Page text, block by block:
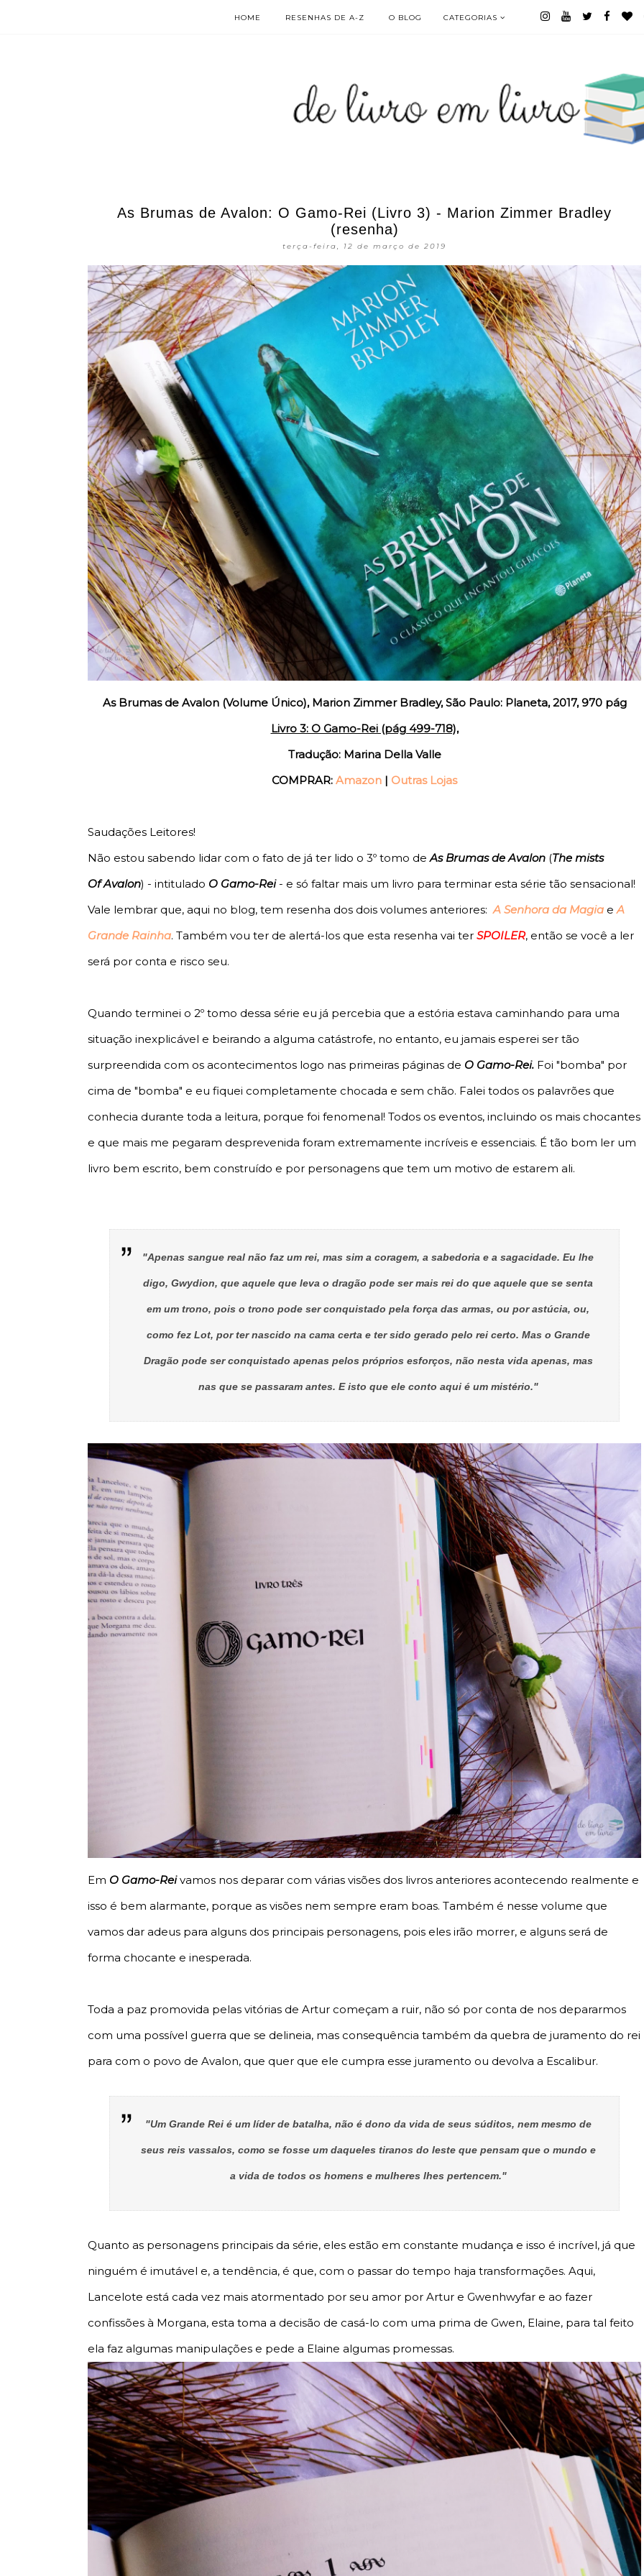
HOME RESENHAS DE A-Z O BLOG CATEGORIAS
As Brumas de Avalon: O Gamo-Rei (Livro 3) - Marion Zimmer Bradley
(resenha)
terça-feira, 12 de março de 2019
As Brumas de Avalon (Volume Único), Marion Zimmer Bradley, São Paulo: Planeta, 2017, 970 pág
Livro 3: O Gamo-Rei (pág 499-718),
Tradução: Marina Della Valle
COMPRAR: Amazon | Outras Lojas
Saudações Leitores!
Não estou sabendo lidar com o fato de já ter lido o 3º tomo deAs Brumas de Avalon (The mists
Of Avalon) - intitulado O Gamo-Rei- e só faltar mais um livro para terminar esta série tão sensacional!
Vale lembrar que, aqui no blog, tem resenha dos dois volumes anteriores: A Senhora da Magia e A
Grande Rainha. Também vou ter de alertá-los que esta resenha vai ter SPOILER, então se você a ler
será por conta e risco seu.
Quando terminei o 2º tomo dessa série eu já percebia que a estória estava caminhando para uma
situação inexplicável e beirando a alguma catástrofe, no entanto, eu jamais esperei ser tão
surpreendida com os acontecimentos logo nas primeiras páginas de O Gamo-Rei. Foi "bomba" por
cima de "bomba" e eu fiquei completamente chocada e sem chão. Falei todos os palavrões que
conhecia durante toda a leitura, porque foi fenomenal! Todos os eventos, incluindo os mais chocantes
e que mais me pegaram desprevenida foram extremamente incríveis e essenciais. É tão bom ler um
livro bem escrito, bem construído e por personagens que tem um motivo de estarem ali.
"Apenas sangue real não faz um rei, mas sim a coragem, a sabedoria e a sagacidade. Eu lhe
digo, Gwydion, que aquele que leva o dragão pode ser mais rei do que aquele que se senta
em um trono, pois o trono pode ser conquistado pela força das armas, ou por astúcia, ou,
como fez Lot, por ter nascido na cama certa e ter sido gerado pelo rei certo. Mas o Grande
Dragão pode ser conquistado apenas pelos próprios esforços, não nesta vida apenas, mas
nas que se passaram antes. E isto que ele conto aqui é um mistério."
Em O Gamo-Reivamos nos deparar com várias visões dos livros anteriores acontecendo realmente e
isso é bem alarmante, porque as visões nem sempre eram boas. Também é nesse volume que
vamos dar adeus para alguns dos principais personagens, pois eles irão morrer, e alguns será de
forma chocante e inesperada.
Toda a paz promovida pelas vitórias de Artur começam a ruir, não só por conta de nos depararmos
com uma possível guerra que se delineia, mas consequência também da quebra de juramento do rei
para com o povo de Avalon, que quer que ele cumpra esse juramento ou devolva a Escalibur.
"Um Grande Rei é um líder de batalha, não é dono da vida de seus súditos, nem mesmo de
seus reis vassalos, como se fosse um daqueles tiranos do leste que pensam que o mundo e
a vida de todos os homens e mulheres lhes pertencem."
Quanto as personagens principais da série, eles estão em constante mudança e isso é incrível, já que
ninguém é imutável e, a tendência, é que, com o passar do tempo haja transformações. Aqui,
Lancelote está cada vez mais atormentado por seu amor por Artur e Gwenhwyfar e ao fazer
confissões à Morgana, esta toma a decisão de casá-lo com uma prima de Gwen, Elaine, para tal feito
ela faz algumas manipulações e pede a Elaine algumas promessas.